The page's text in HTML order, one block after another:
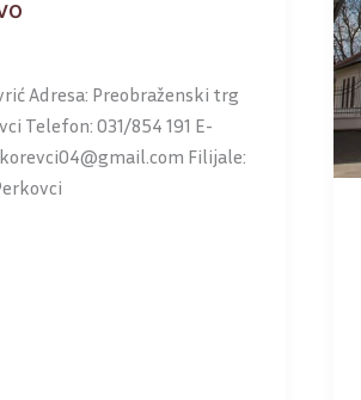
Adresa: Preobraženski trg
Telefon: 031/854 191 E-
Filijale: